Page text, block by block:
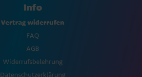
Info
Vertrag widerrufen
FAQ
AGB
Widerrufsbelehrung
Datenschutzerklärung